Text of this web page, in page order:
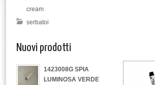
cream
serbatoi
Nuovi prodotti
1423008G SPIA
LUMINOSA VERDE